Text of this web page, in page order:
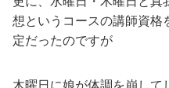
想というコースの講師資格
定だったのですが
木曜日に娘が体調を崩して